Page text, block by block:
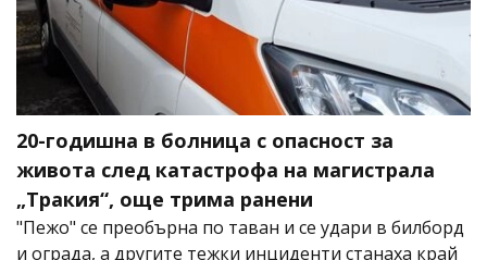
20-годишна в болница с опасност за
живота след катастрофа на магистрала
„Тракия“, още трима ранени
"Пежо" се преобърна по таван и се удари в билборд
и ограда, а другите тежки инциденти станаха край